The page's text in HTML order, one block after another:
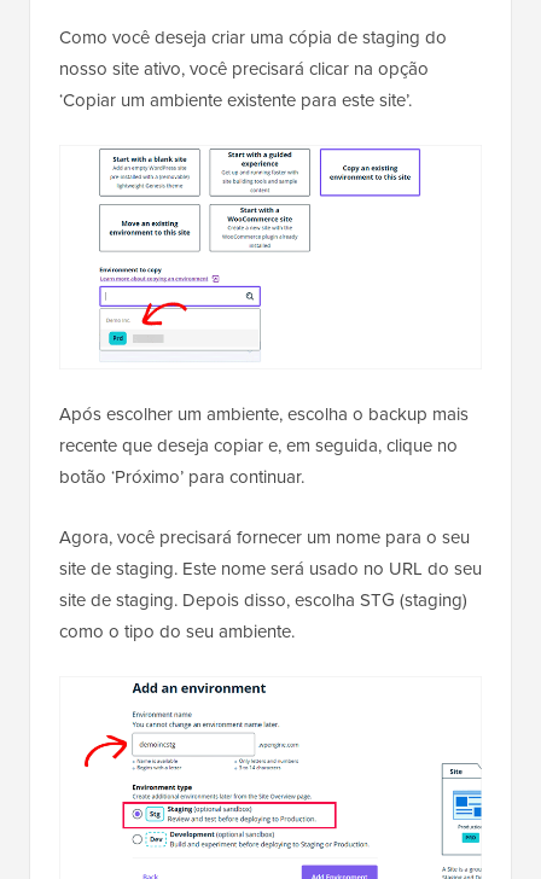
Como você deseja criar uma cópia de staging do
nosso site ativo, você precisará clicar na opção
‘Copiar um ambiente existente para este site’.
Após escolher um ambiente, escolha o backup mais
recente que deseja copiar e, em seguida, clique no
botão ‘Próximo’ para continuar.
Agora, você precisará fornecer um nome para o seu
site de staging. Este nome será usado no URL do seu
site de staging. Depois disso, escolha STG (staging)
como o tipo do seu ambiente.